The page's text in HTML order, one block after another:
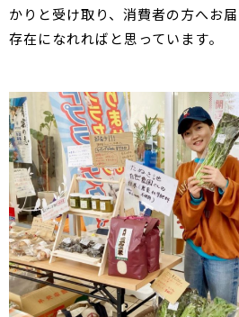
かりと受け取り、消費者の方へお
存在になれればと思っています。